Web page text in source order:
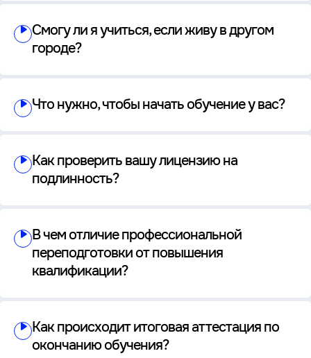
Смогу ли я учиться, если живу в другом
городе?
Что нужно, чтобы начать обучение у вас?
Как проверить вашу лицензию на
подлинность?
В чем отличие профессиональной
переподготовки от повышения
квалификации?
Как происходит итоговая аттестация по
окончанию обучения?